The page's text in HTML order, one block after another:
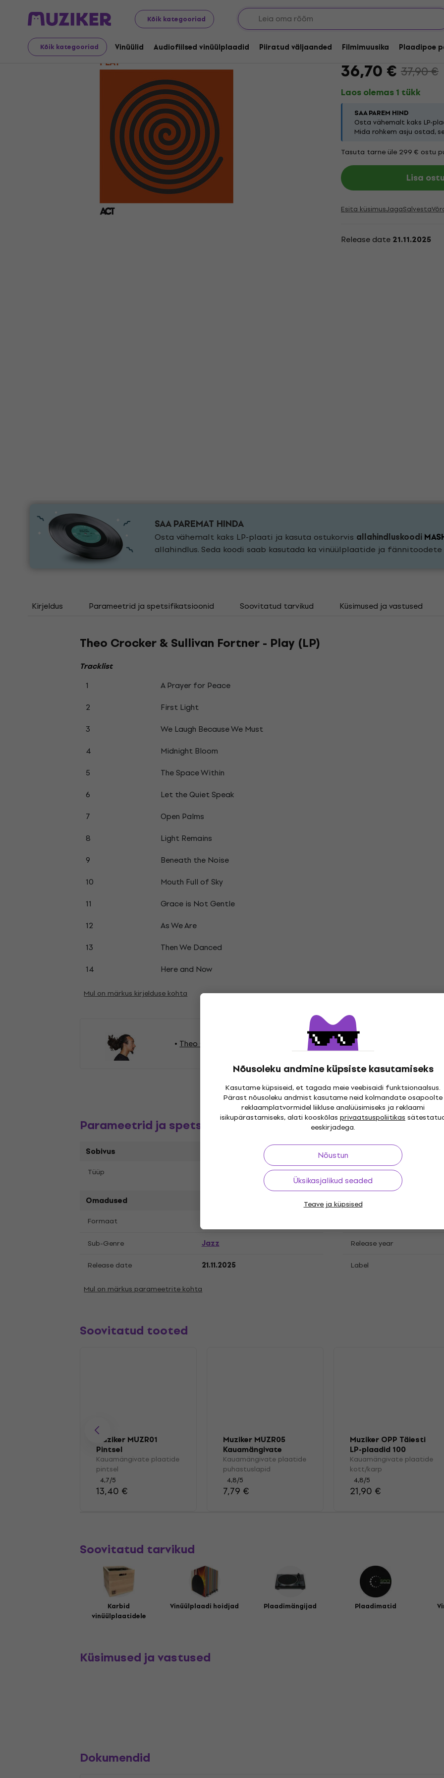
Kõik kategooriad
Kõik kategooriad Vinüülid Audiofiilsed vinüülplaadid Piiratud väljaanded Filmimuusika Plaadipoe
Nõusoleku andmine küpsiste kasutamiseks
Kasutame küpsiseid, et tagada meie veebisaidi funktsionaalsus.
Pärast nõusoleku andmist kasutame neid kolmandate osapoolte
reklaamplatvormidel liikluse analüüsimiseks ja reklaami
isikupärastamiseks, alati kooskõlas privaatsuspoliitikas
eeskirjadega.
Nõustun
Üksikasjalikud seaded
Teave ja küpsised
LP plaadid ja CD-d Vinüülid
Theo Crocker &
Kaubamärk:Theo Crocker
36,70 € 37,90 €
Laos olemas 1 tükk
SAA PAREM HIND
Osta vähemalt kaks LP-
Mida rohkem asju ostad,
Tasuta tarne üle 299 € ostu
Lisa
Esita küsimusJagaSalvesta
Release date 21.11.2025
SAA PAREMAT HINDA
Osta vähemalt kaks LP-plaati ja kasuta ostukorvis allahindluskoodi
allahindlus. Seda koodi saab kasutada ka vinüülplaatide ja
Kirjeldus Parameetrid ja spetsifikatsioonid Soovitatud tarvikud Küsimused ja vastused
Theo Crocker & Sullivan Fortner - Play (LP)
Tracklist
1
A Prayer for Peace
2
First Light
3
We Laugh Because We Must
4
Midnight Bloom
5
The Space Within
6
Let the Quiet Speak
7
Open Palms
8
Light Remains
9
Beneath the Noise
10
Mouth Full of Sky
11
Grace is Not Gentle
12
As We Are
13
Then We Danced
14
Here and Now
Mul on märkus kirjelduse kohta
Theo Crocker Vinüülplaadid
Parameetrid ja spetsifikatsioonid
Sobivus
Tüüp
Omadused
Formaat
Sub-Genre Jazz Release year
Release date 21.11.2025 Label
Mul on märkus parameetrite kohta
Soovitatud tooted
Muziker MUZR01
Pintsel
Kauamängivate plaatide
pintsel
4,7/5
13,40 €
Muziker MUZR05
Kauamängivate
plaatide
puhastuslapid
Kauamängivate plaatide
puhastuslapid
4,8/5
7,79 €
Muziker OPP Täiesti
LP-plaadid 100
Kauamängivate plaatide
kott/karp
4,8/5
21,90 €
Soovitatud tarvikud
Karbid
vinüülplaatidele
Vinüülplaadi hoidjad Plaadimängijad Plaadimatid
Küsimused ja vastused
Dokumendid